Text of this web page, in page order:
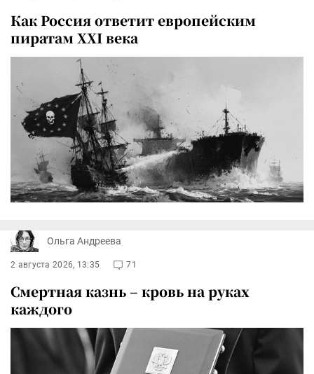
Как Россия ответит европейским
пиратам XXI века
Ольга Андреева
2 августа 2026, 13:35 71
Смертная казнь – кровь на руках
каждого